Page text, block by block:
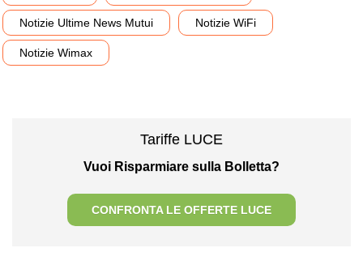
Notizie Ultime News Mutui Notizie WiFi
Notizie Wimax
Tariffe LUCE
Vuoi Risparmiare sulla Bolletta?
CONFRONTA LE OFFERTE LUCE